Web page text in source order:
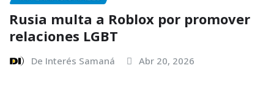
Rusia multa a Roblox por promover
relaciones LGBT
De Interés Samaná Abr 20, 2026